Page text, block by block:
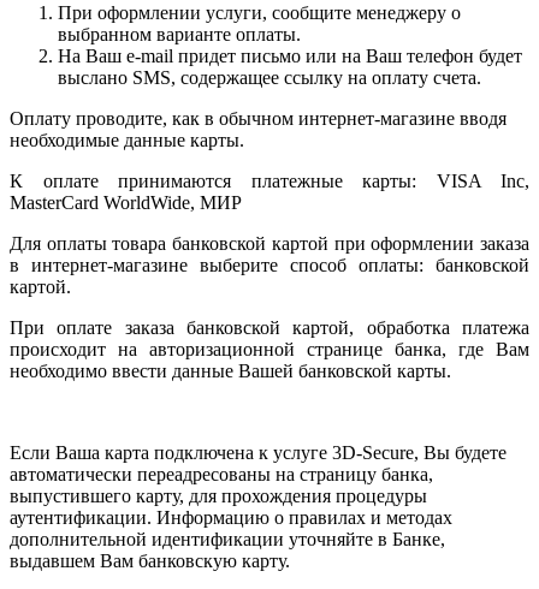
При оформлении услуги, сообщите менеджеру о
выбранном варианте оплаты.
На Ваш e-mail придет письмо или на Ваш телефон будет
выслано SMS, содержащее ссылку на оплату счета.
Оплату проводите, как в обычном интернет-магазине вводя
необходимые данные карты.
К оплате принимаются платежные карты: VISA Inc,
MasterCard WorldWide, МИР
Для оплаты товара банковской картой при оформлении заказа
в интернет-магазине выберите способ оплаты: банковской
картой.
При оплате заказа банковской картой, обработка платежа
происходит на авторизационной странице банка, где Вам
необходимо ввести данные Вашей банковской карты.
Если Ваша карта подключена к услуге 3D-Secure, Вы будете
автоматически переадресованы на страницу банка,
выпустившего карту, для прохождения процедуры
аутентификации. Информацию о правилах и методах
дополнительной идентификации уточняйте в Банке,
выдавшем Вам банковскую карту.